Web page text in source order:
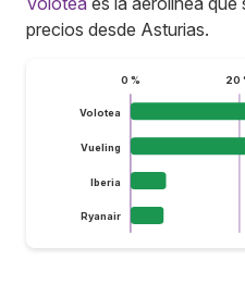
precios desde Asturias.
0 % 20
Volotea
Vueling
Iberia
Ryanair